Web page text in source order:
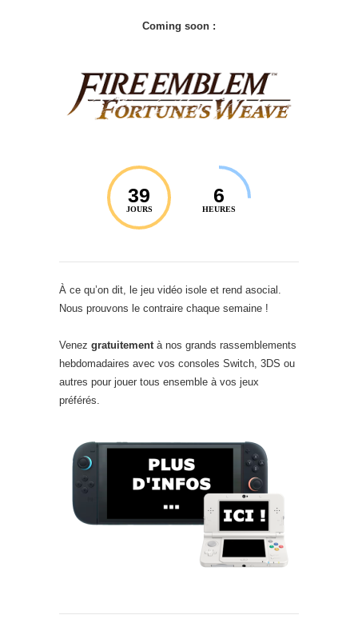
Coming soon :
39
JOURS
6
HEURES
À ce qu’on dit, le jeu vidéo isole et rend asocial.
Nous prouvons le contraire chaque semaine !
Venez gratuitement à nos grands rassemblements
hebdomadaires avec vos consoles Switch, 3DS ou
autres pour jouer tous ensemble à vos jeux
préférés.